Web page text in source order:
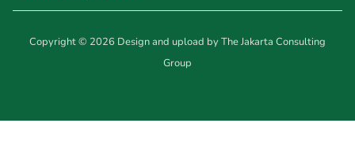
Copyright © 2026 Design and upload by The Jakarta Consulting
Group